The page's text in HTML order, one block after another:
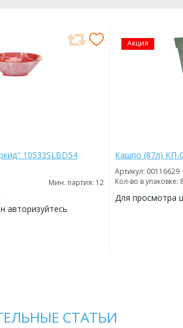
10533SLBD54
Мин. партия: 12
авторизуйтесь
Акция
Кашпо (87л) КП-
Артикул: 00116629
Кол-во в упаковке:
Для просмотра
СТАТЬИ